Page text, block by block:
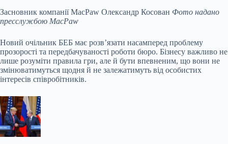
Засновник компанії MacPaw Олександр Косован Фото надано
пресслужбою MacPaw
Новий очільник БЕБ має розв’язати насамперед проблему
прозорості та передбачуваності роботи бюро. Бізнесу важливо не
лише розуміти правила гри, але й бути впевненим, що вони не
змінюватимуться щодня й не залежатимуть від особистих
інтересів співробітників.